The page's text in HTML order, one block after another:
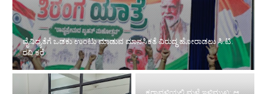
ವೈವಿಧ್ಯತೆಗೆ ಒಡಕು ಉಂಟು ಮಾಡುವ ಮಾನಸಿಕತೆ ವಿರುದ್ಧ ಹೋರಾಡಲು ಸಿ.ಟಿ.
ರವಿ ಕರೆ